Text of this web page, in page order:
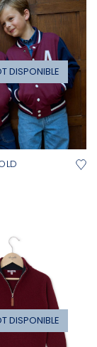
DISPONIBLE
DISPONIBLE